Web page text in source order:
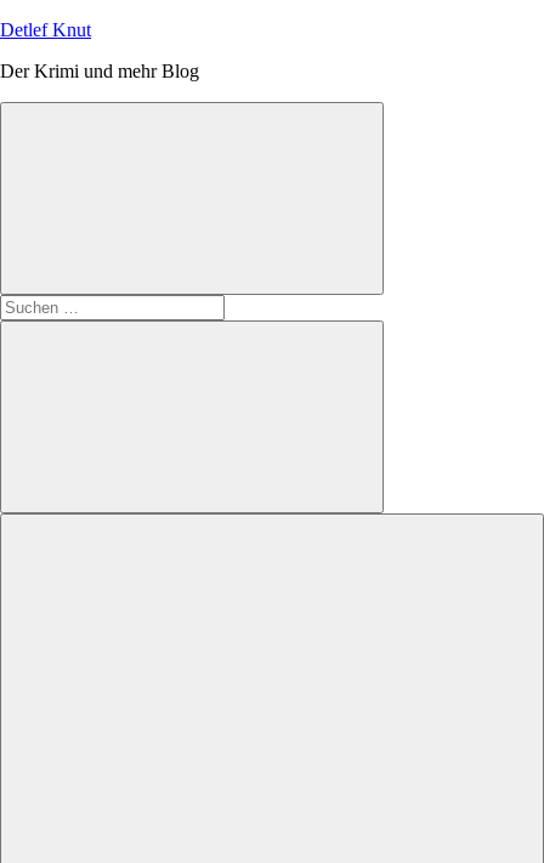
Zum
springen
Detlef Knut
Der Krimi und mehr Blog
Suchen
nach:
Suchen